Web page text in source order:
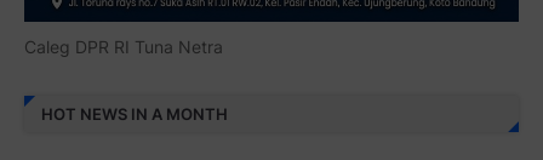
Caleg DPR RI Tuna Netra
HOT NEWS IN A MONTH